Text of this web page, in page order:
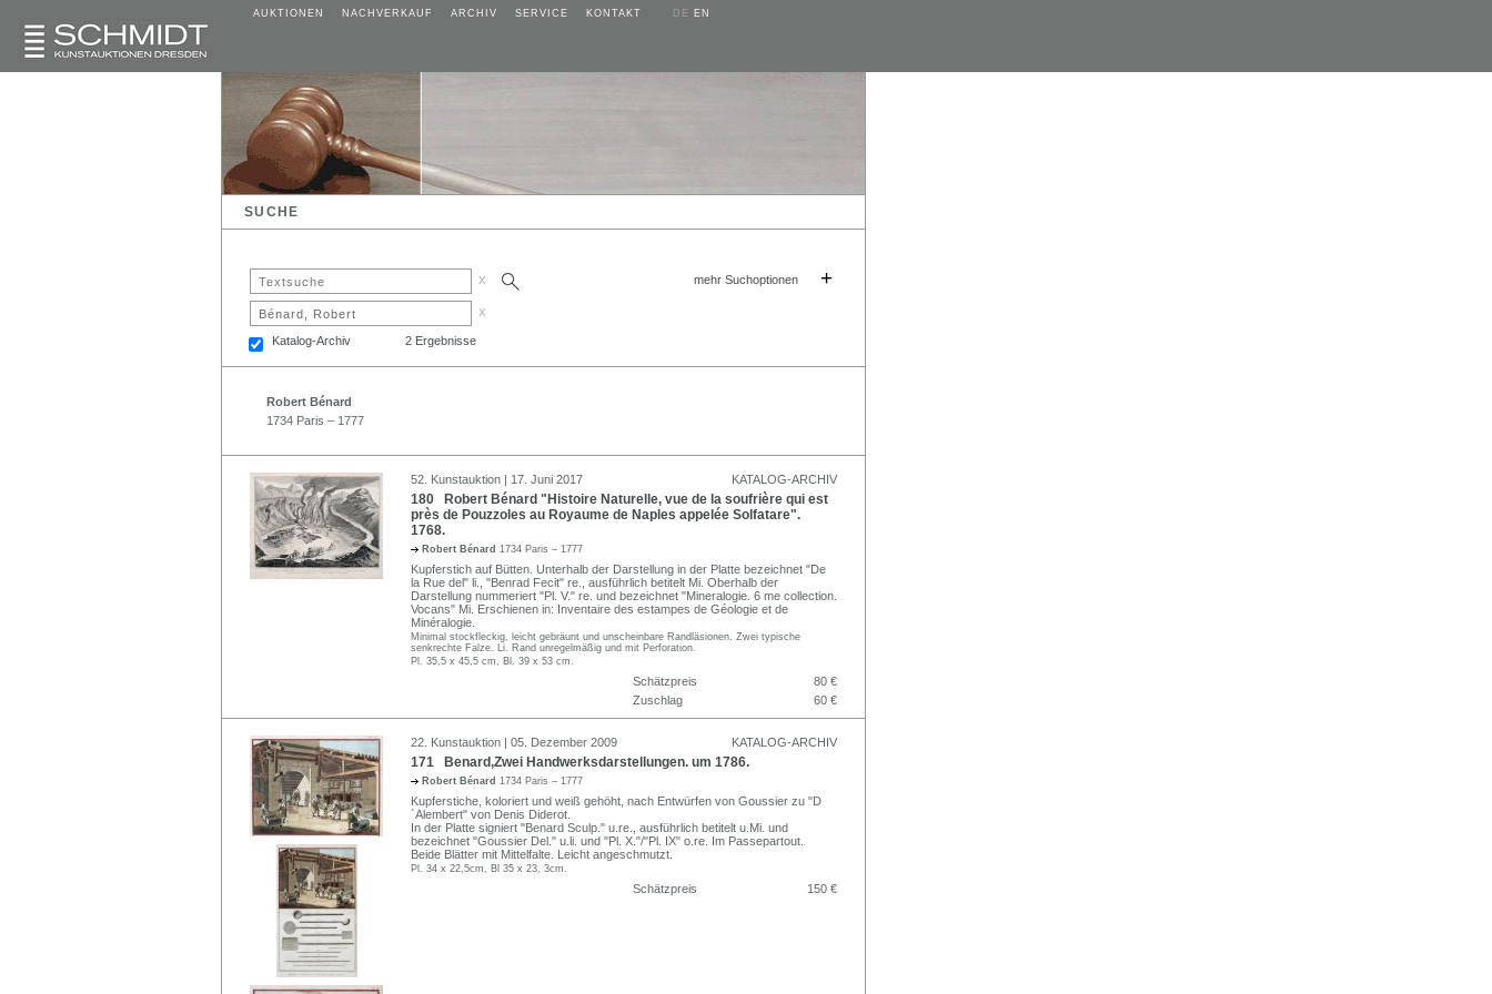
AUKTIONEN NACHVERKAUF ARCHIV SERVICE KONTAKT DE EN
SUCHE
x mehr Suchoptionen +
x
Katalog-Archiv 2 Ergebnisse
Robert Bénard
1734 Paris – 1777
52. Kunstauktion | 17. Juni 2017 KATALOG-ARCHIV
180 Robert Bénard "Histoire Naturelle, vue de la soufrière qui est
près de Pouzzoles au Royaume de Naples appelée Solfatare".
1768.
Robert Bénard 1734 Paris – 1777
Kupferstich auf Bütten. Unterhalb der Darstellung in der Platte bezeichnet "De
la Rue del" li., "Benrad Fecit" re., ausführlich betitelt Mi. Oberhalb der
Darstellung nummeriert "Pl. V." re. und bezeichnet "Mineralogie. 6 me collection.
Vocans" Mi. Erschienen in: Inventaire des estampes de Géologie et de
Minéralogie.
Minimal stockfleckig, leicht gebräunt und unscheinbare Randläsionen. Zwei typische
senkrechte Falze. Li. Rand unregelmäßig und mit Perforation.
Pl. 35,5 x 45,5 cm, Bl. 39 x 53 cm.
Schätzpreis
80 €
Zuschlag
60 €
22. Kunstauktion | 05. Dezember 2009 KATALOG-ARCHIV
171 Benard,Zwei Handwerksdarstellungen. um 1786.
Robert Bénard 1734 Paris – 1777
Kupferstiche, koloriert und weiß gehöht, nach Entwürfen von Goussier zu "D
´Alembert" von Denis Diderot.
In der Platte signiert "Benard Sculp." u.re., ausführlich betitelt u.Mi. und
bezeichnet "Goussier Del." u.li. und "Pl. X."/"Pl. IX" o.re. Im Passepartout.
Beide Blätter mit Mittelfalte. Leicht angeschmutzt.
Pl. 34 x 22,5cm, Bl 35 x 23, 3cm.
Schätzpreis 150 €